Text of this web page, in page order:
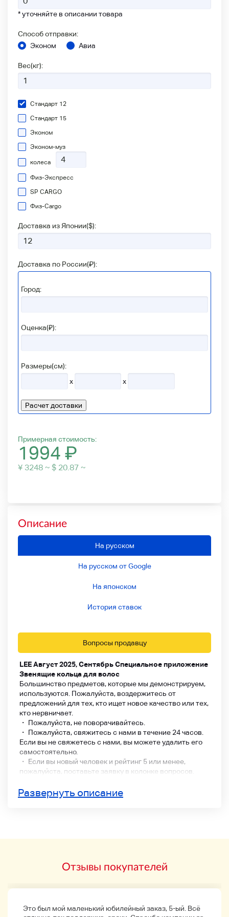
* уточняйте в описании товара
Способ отправки:
Эконом
Авиа
Вес(кг):
Стандарт 12
Стандарт 15
Эконом
Эконом-муз
колеса
Физ-Экспресс
SP CARGO
Физ-Сargo
Доставка из Японии($):
Доставка по России(₽):
Город:
Оценка(₽):
Размеры(см):
x
x
Расчет доставки
Примерная стоимость:
1994 ₽
¥ 3248 ~ $ 20.87 ~
Описание
На русском
На русском от Google
На японском
История ставок
Вопросы продавцу
LEE Август 2025, Сентябрь Специальное приложение
Звенящие кольца для волос
Большинство предметов, которые мы демонстрируем,
используются. Пожалуйста, воздержитесь от
предложений для тех, кто ищет новое качество или тех,
кто нервничает.
・ Пожалуйста, не поворачивайтесь.
・ Пожалуйста, свяжитесь с нами в течение 24 часов.
Если вы не свяжетесь с нами, вы можете удалить его
самостоятельно.
・ Если вы новый человек и рейтинг 5 или менее,
пожалуйста, поставьте заявку в колонке вопросов.
можно купить до начала торгов. Есть много отмен
после заявки. Это невозможно.
(Пожалуйста, воздержитесь от использования на
но есть вероятность, что есть немного другой цвет.
пожалуйста, не позаботьтесь о мелких царапинах и т.
Пожалуйста, не стесняйтесь связаться с нами, если у
Развернуть описание
Отзывы покупателей
Это был мой маленький юбилейный заказ, 5-ый. Всё